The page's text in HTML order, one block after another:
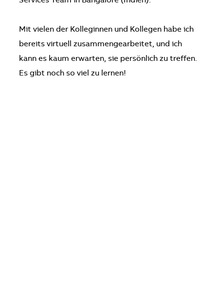
​​​​​​​Mit vielen der Kolleginnen und Kollegen habe ich
bereits virtuell zusammengearbeitet, und ich
kann es kaum erwarten, sie persönlich zu treffen.
Es gibt noch so viel zu lernen!